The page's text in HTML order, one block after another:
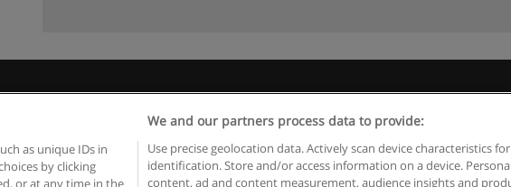
Copyright © Educaedu Business S.L. - CIF : B-95610580: - www.educaedu.com.pt
as unique IDs in
by clicking
or at any time in the
We and our partners process data to provide:
Use precise geolocation data. Actively scan device characteristics for
identification. Store and/or access information on a device.
content, ad and content measurement, audience insights and